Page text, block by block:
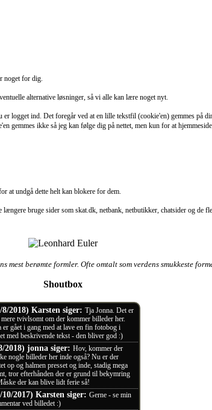
noget for dig.
alternative løsninger, så vi alle kan lære noget nyt.
logget ind. Det foregår ved at en lille tekstfil (cookie'en) gemmes
gemmes ikke så jeg kan følge dig på nettet, men kun for at
at undgå dette helt kan blokere for dem.
bruge sider som skat.dk, netbank, netbutikker, chatsider og
mest berømte formler. Ofte omtalt som verdens smukkeste
Shoutbox
8/2018) Karsten siger: Tja Jonna. Det er
tvivlsomt om der kommer billeder her.
er gået i gang med at lave en fin fotobog i
med beskrivende tekst - den bliver god :)
2018) jonna siger: Hov, kommer der
nogle billeder her inde også? Nu er der
op og halmen presset og inde, stadig mega
tror efterhånden der er grund til bekymring
der kan blive lidt ferie så!
10/2017) Karsten siger: Gerne - se min
ved billedet :)